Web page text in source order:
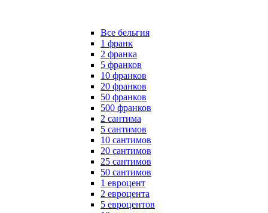
Все бельгия
1 франк
2 франка
5 франков
10 франков
20 франков
50 франков
500 франков
2 сантима
5 сантимов
10 сантимов
20 сантимов
25 сантимов
50 сантимов
1 евроцент
2 евроцента
5 евроцентов